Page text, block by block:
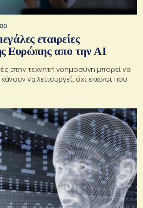
εταιρείες
Ευρώπης απο την AI
στην τεχνητή νοημοσύνη μπορεί να
να λειτουργεί, όχι εκείνοι που